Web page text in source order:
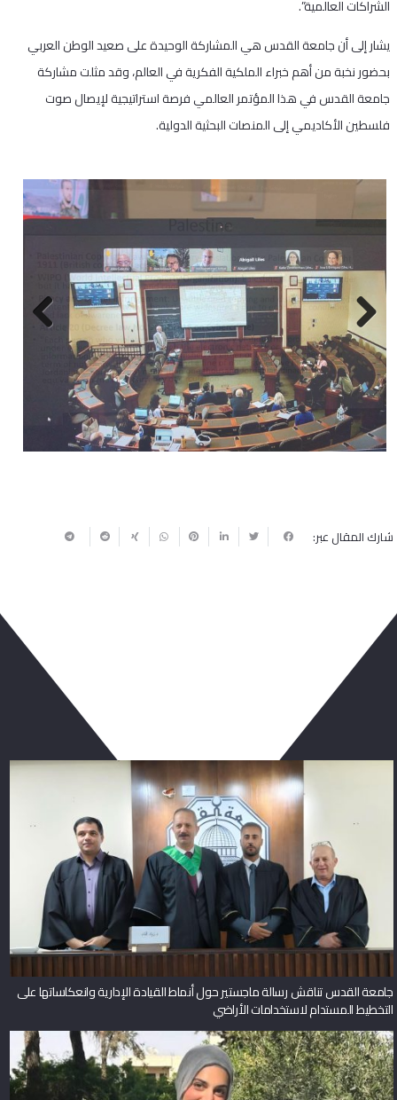
الشراكات العالمية”.
يشار إلى أن جامعة القدس هي المشاركة الوحيدة على صعيد الوطن العربي
بحضور نخبة من أهم خبراء الملكية الفكرية في العالم، وقد مثلت مشاركة
جامعة القدس في هذا المؤتمر العالمي فرصة استراتيجية لإيصال صوت
فلسطين الأكاديمي إلى المنصات البحثية الدولية.
Previous
شارك المقال عبر:
جامعة القدس تناقش رسالة ماجستير حول أنماط القيادة الإدارية وانعكاساتها على
التخطيط المستدام لاستخدامات الأراضي